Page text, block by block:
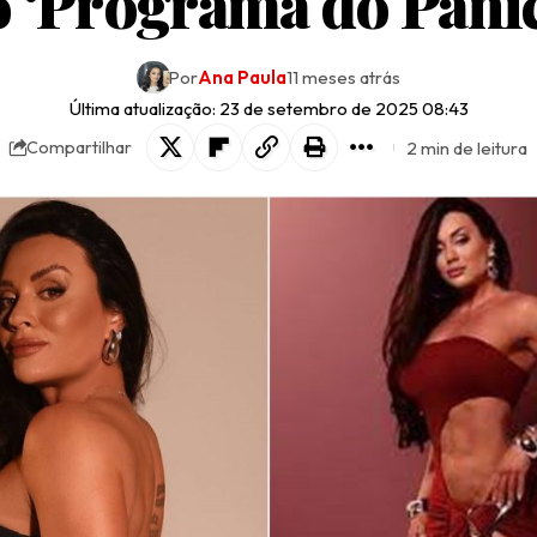
Última atualização: 23 de setembro de 2025 08:43
PorAna Paula11 meses atrás
Compartilhar 2 min de leitura